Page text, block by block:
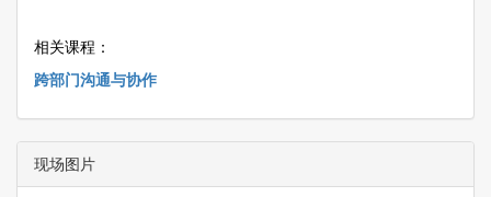
相关课程：
跨部门沟通与协作
现场图片